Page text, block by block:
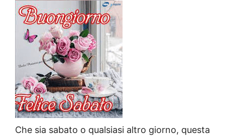
Che sia sabato o qualsiasi altro giorno, questa